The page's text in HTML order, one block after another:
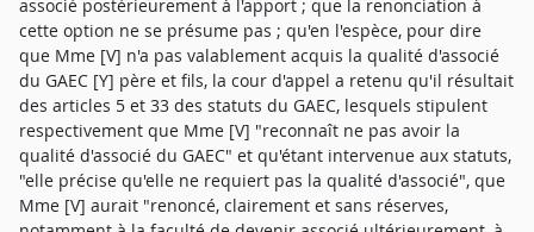
associé postérieurement à l'apport ; que la renonciation à
cette option ne se présume pas ; qu'en l'espèce, pour dire
que Mme [V] n'a pas valablement acquis la qualité d'associé
du GAEC [Y] père et fils, la cour d'appel a retenu qu'il résultait
des articles 5 et 33 des statuts du GAEC, lesquels stipulent
respectivement que Mme [V] "reconnaît ne pas avoir la
qualité d'associé du GAEC" et qu'étant intervenue aux statuts,
"elle précise qu'elle ne requiert pas la qualité d'associé", que
Mme [V] aurait "renoncé, clairement et sans réserves,